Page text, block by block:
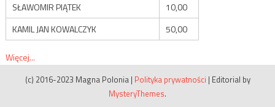
SŁAWOMIR PIĄTEK
10,00
KAMIL JAN KOWALCZYK
50,00
Więcej...
(c) 2016-2023 Magna Polonia | Polityka prywatności | Editorial by
MysteryThemes.